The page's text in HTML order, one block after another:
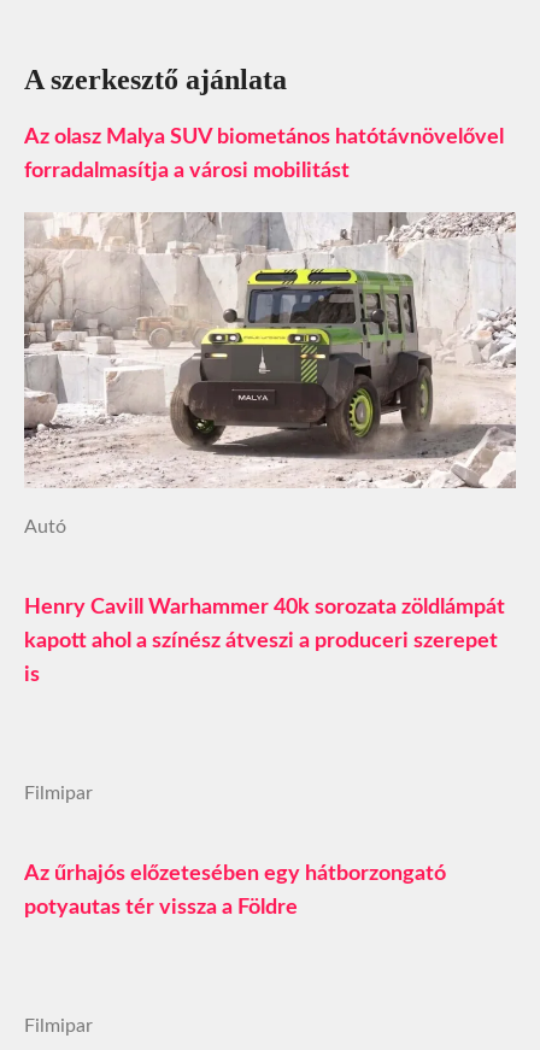
A szerkesztő ajánlata
Az olasz Malya SUV biometános hatótávnövelővel
forradalmasítja a városi mobilitást
Autó
Henry Cavill Warhammer 40k sorozata zöldlámpát
kapott ahol a színész átveszi a produceri szerepet
is
Filmipar
Az űrhajós előzetesében egy hátborzongató
potyautas tér vissza a Földre
Filmipar